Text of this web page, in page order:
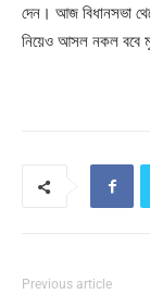
দেন। আজ বিধানসভা
নিয়েও আসল নকল ববে
Previous article